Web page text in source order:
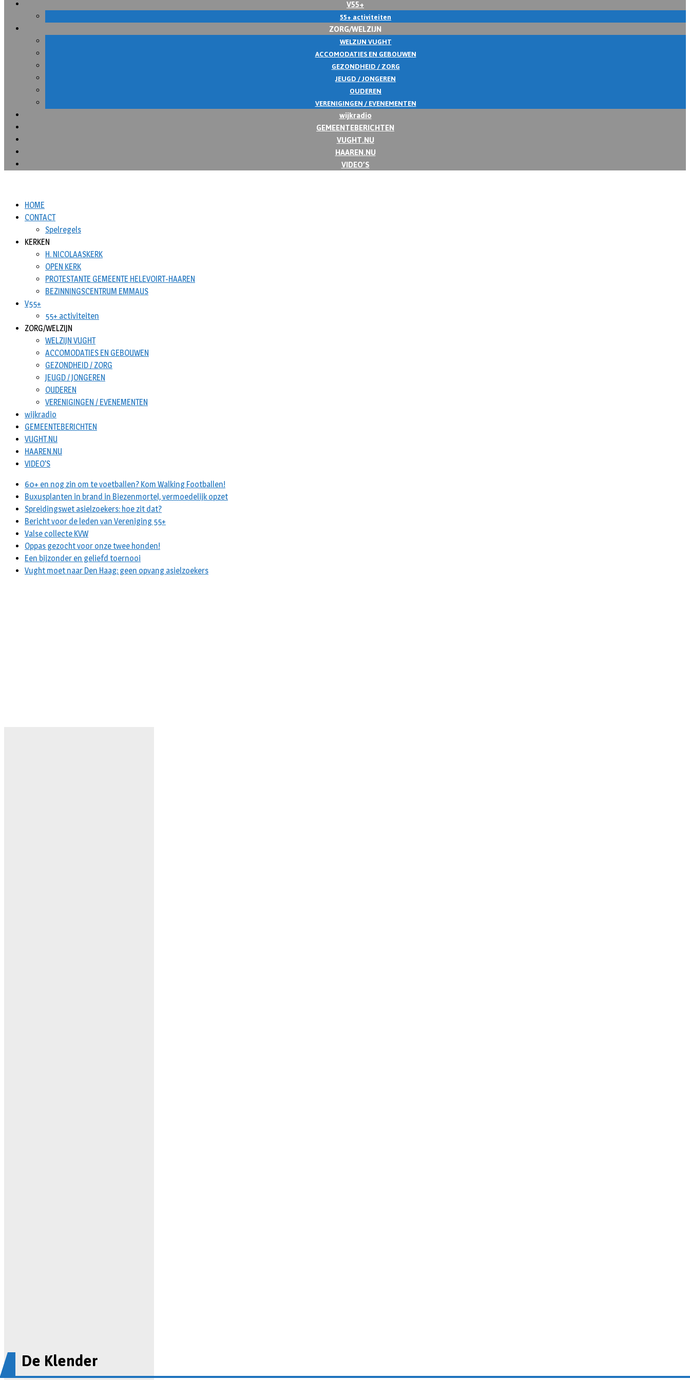
V55+
55+ activiteiten
ZORG/WELZIJN
WELZIJN VUGHT
ACCOMODATIES EN GEBOUWEN
GEZONDHEID / ZORG
JEUGD / JONGEREN
OUDEREN
VERENIGINGEN / EVENEMENTEN
wijkradio
GEMEENTEBERICHTEN
VUGHT.NU
HAAREN.NU
VIDEO’S
HOME
CONTACT
Spelregels
KERKEN
H. NICOLAASKERK
OPEN KERK
PROTESTANTE GEMEENTE HELEVOIRT-HAAREN
BEZINNINGSCENTRUM EMMAUS
V55+
55+ activiteiten
ZORG/WELZIJN
WELZIJN VUGHT
ACCOMODATIES EN GEBOUWEN
GEZONDHEID / ZORG
JEUGD / JONGEREN
OUDEREN
VERENIGINGEN / EVENEMENTEN
wijkradio
GEMEENTEBERICHTEN
VUGHT.NU
HAAREN.NU
VIDEO’S
60+ en nog zin om te voetballen? Kom Walking Footballen!
Buxusplanten in brand in Biezenmortel, vermoedelijk opzet
Spreidingswet asielzoekers: hoe zit dat?
Bericht voor de leden van Vereniging 55+
Valse collecte KVW
Oppas gezocht voor onze twee honden!
Een bijzonder en geliefd toernooi
Vught moet naar Den Haag: geen opvang asielzoekers
De Klender